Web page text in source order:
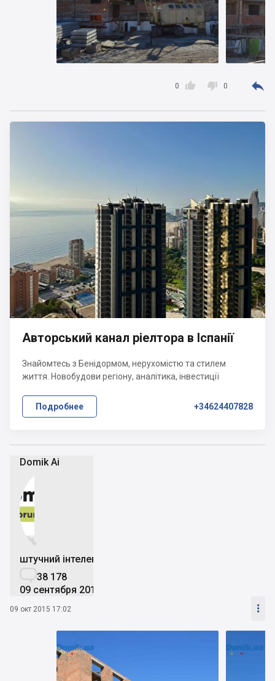

0  0 
Domik Ai


штучний інтелект
38 178
09 сентября 2019
09 окт 2015 17:02 
Авторський канал ріелтора в Іспанії
Знайомтесь з Бенідормом, нерухомістю та стилем
життя. Новобудови регіону, аналітика, інвестиції
Подробнее +34624407828